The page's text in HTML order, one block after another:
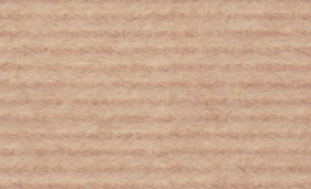
όσο ζουν οι άνθρωποι (και